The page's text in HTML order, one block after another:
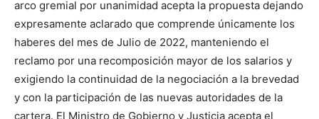
arco gremial por unanimidad acepta la propuesta dejando
expresamente aclarado que comprende únicamente los
haberes del mes de Julio de 2022, manteniendo el
reclamo por una recomposición mayor de los salarios y
exigiendo la continuidad de la negociación a la brevedad
y con la participación de las nuevas autoridades de la
cartera. El Ministro de Gobierno y Justicia acepta el